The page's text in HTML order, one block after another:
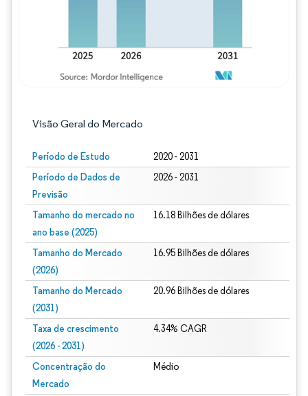
Visão Geral do Mercado
Período de Estudo 2020 - 2031
Período de Dados de
Previsão
2026 - 2031
Tamanho do mercado no
ano base (2025)
16.18 Bilhões de dólares
Tamanho do Mercado
(2026)
16.95 Bilhões de dólares
Tamanho do Mercado
(2031)
20.96 Bilhões de dólares
Taxa de crescimento
(2026 - 2031)
4.34% CAGR
Concentração do
Mercado
Médio